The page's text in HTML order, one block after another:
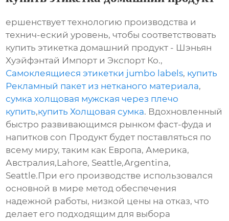
ершенствует технологию производства и
технич-еский уровень, чтобы соответствовать
купить этикетка домашний продукт - Шэньян
Хуэйфэнтай Импорт и Экспорт Ко.,
Самоклеящиеся этикетки jumbo labels, купить
Рекламный пакет из нетканого материала,
сумка холщовая мужская через плечо
купить,купить Холщовая сумка. Вдохновленный
быстро развивающимся рынком фаст-фуда и
напитков con Продукт будет поставляться по
всему миру, таким как Европа, Америка,
Австралия,Lahore, Seattle,Argentina,
Seattle.При его производстве использовался
основной в мире метод обеспечения
надежной работы, низкой цены на отказ, что
делает его подходящим для выбора